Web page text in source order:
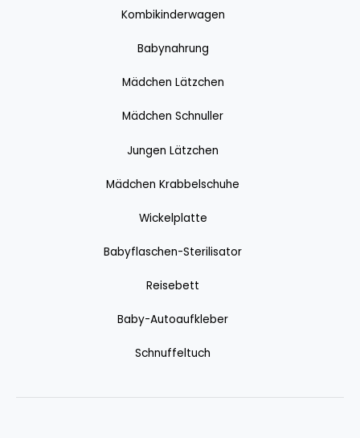
Kombikinderwagen
Babynahrung
Mädchen Lätzchen
Mädchen Schnuller
Jungen Lätzchen
Mädchen Krabbelschuhe
Wickelplatte
Babyflaschen-Sterilisator
Reisebett
Baby-Autoaufkleber
Schnuffeltuch